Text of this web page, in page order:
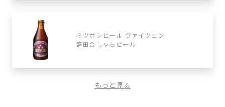
ミツボシビール ヴァイツェン
盛田金しゃちビール
もっと見る